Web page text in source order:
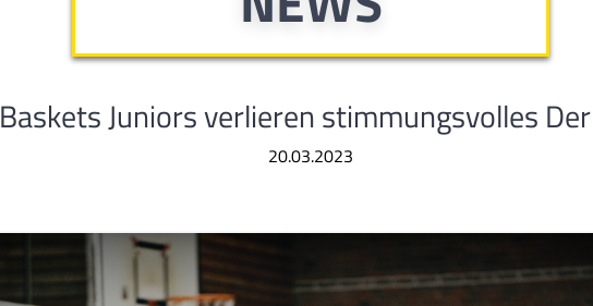
Baskets Juniors verlieren stimmungsvolles
20.03.2023